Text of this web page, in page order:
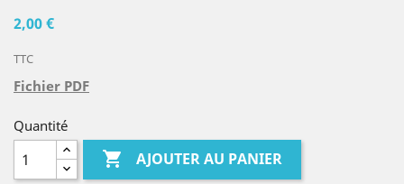
2,00 €
TTC
Fichier PDF
Quantité
 AJOUTER AU PANIER